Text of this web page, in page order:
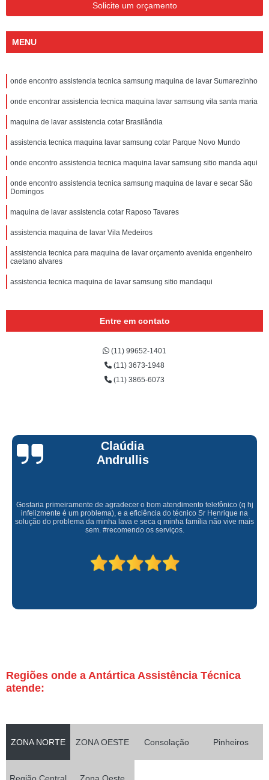
Solicite um orçamento
MENU
onde encontro assistencia tecnica samsung maquina de lavar Sumarezinho
onde encontrar assistencia tecnica maquina lavar samsung vila santa maria
maquina de lavar assistencia cotar Brasilândia
assistencia tecnica maquina lavar samsung cotar Parque Novo Mundo
onde encontro assistencia tecnica maquina lavar samsung sitio manda aqui
onde encontro assistencia tecnica samsung maquina de lavar e secar São
Domingos
maquina de lavar assistencia cotar Raposo Tavares
assistencia maquina de lavar Vila Medeiros
assistencia tecnica para maquina de lavar orçamento avenida engenheiro
caetano alvares
assistencia tecnica maquina de lavar samsung sitio mandaqui
Entre em contato
(11) 99652-1401
(11) 3673-1948
(11) 3865-6073
Claúdia
Andrullis
Gostaria primeiramente de agradecer o bom atendimento telefônico (q hj
infelizmente é um problema), e a eficiência do técnico Sr Henrique na
solução do problema da minha lava e seca q minha família não vive mais
sem. #recomendo os serviços.
Regiões onde a Antártica Assistência Técnica
atende:
ZONA NORTE ZONA OESTE Consolação Pinheiros